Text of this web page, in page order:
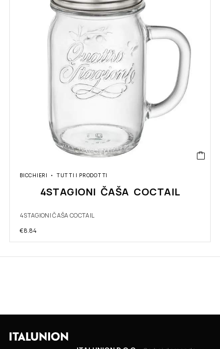
BICCHIERI TUTTI I PRODOTTI
4STAGIONI ČAŠA COCTAIL
4STAGIONI ČAŠA COCTAIL
€8.84